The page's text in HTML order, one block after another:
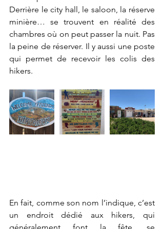
Derrière le city hall, le saloon, la réserve
minière… se trouvent en réalité des
chambres où on peut passer la nuit. Pas
la peine de réserver. Il y aussi une poste
qui permet de recevoir les colis des
hikers.
En fait, comme son nom l’indique, c’est
un endroit dédié aux hikers, qui